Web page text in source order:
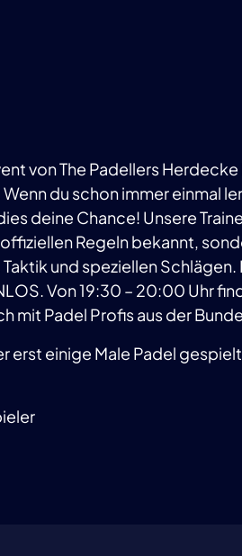
von The Padellers
du schon immer einmal
deine Chance! Unsere
Regeln bekannt,
und speziellen Schlägen.
Von 19:30 – 20:00 Uhr
mit Padel Profis aus der
erst einige Male Padel